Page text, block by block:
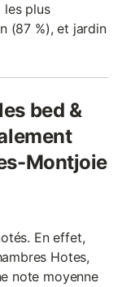
les plus
(87 %), et jardin
bed &
Montjoie
En effet,
Hotes,
note moyenne